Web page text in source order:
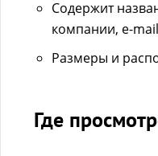
Содержит
компании, e-
Размеры и
Где